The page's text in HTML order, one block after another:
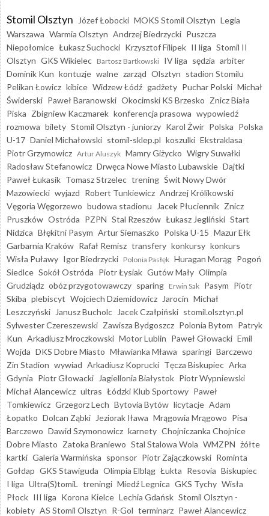
Stomil Olsztyn Józef Łobocki MOKS Stomil Olsztyn Legia
Warszawa Warmia Olsztyn Andrzej Biedrzycki Puszcza
Niepołomice Łukasz Suchocki Krzysztof Filipek II liga Stomil II
Olsztyn GKS Wikielec Bartosz Bartkowski IV liga sędzia arbiter
Dominik Kun kontuzje walne zarząd Olsztyn stadion Stomilu
Pelikan Łowicz kibice Widzew Łódź gadżety Puchar Polski Michał
Świderski Paweł Baranowski Okocimski KS Brzesko Znicz Biała
Piska Zbigniew Kaczmarek konferencja prasowa wypowiedź
rozmowa bilety Stomil Olsztyn - juniorzy Karol Żwir Polska Polska
U-17 Daniel Michałowski stomil-sklep.pl koszulki Ekstraklasa
Piotr Grzymowicz Artur Aluszyk Mamry Giżycko Wigry Suwałki
Radosław Stefanowicz Drwęca Nowe Miasto Lubawskie Dajtki
Paweł Łukasik Tomasz Strzelec trening Świt Nowy Dwór
Mazowiecki wyjazd Robert Tunkiewicz Andrzej Królikowski
Vęgoria Węgorzewo budowa stadionu Jacek Płuciennik Znicz
Pruszków Ostróda PZPN Stal Rzeszów Łukasz Jegliński Start
Nidzica Błękitni Pasym Artur Siemaszko Polska U-15 Mazur Ełk
Garbarnia Kraków Rafał Remisz transfery konkursy konkurs
Wisła Puławy Igor Biedrzycki Polonia Pasłęk Huragan Morąg Pogoń
Siedlce Sokół Ostróda Piotr Łysiak Gutów Mały Olimpia
Grudziądz obóz przygotowawczy sparing Erwin Sak Pasym Piotr
Skiba plebiscyt Wojciech Dziemidowicz Jarocin Michał
Leszczyński
Janusz Bucholc Jacek Czałpiński stomil.olsztyn.pl
Sylwester Czereszewski Zawisza Bydgoszcz Polonia Bytom Patryk
Kun Arkadiusz Mroczkowski Motor Lublin Paweł Głowacki Emil
Wojda DKS Dobre Miasto Mławianka Mława sparingi Barczewo
Zin Stadion wywiad Arkadiusz Koprucki Tęcza Biskupiec Arka
Gdynia Piotr Głowacki Jagiellonia Białystok Piotr Wypniewski
Michał Alancewicz ultras Łódzki Klub Sportowy Paweł
Tomkiewicz Grzegorz Lech Bytovia Bytów licytacje Adam
Łopatko Dolcan Ząbki Jeziorak Iława Mrągowia Mrągowo Pisa
Barczewo Dawid Szymonowicz karnety Chojniczanka Chojnice
Dobre Miasto Zatoka Braniewo Stal Stalowa Wola WMZPN żółte
kartki Galeria Warmińska sponsor Piotr Zajączkowski Rominta
Gołdap GKS Stawiguda Olimpia Elbląg Łukta Resovia Biskupiec
I liga Ultra(S)tomiL treningi Miedź Legnica GKS Tychy Wisła
Płock III liga Korona Kielce Lechia Gdańsk Stomil Olsztyn -
kobiety AS Stomil Olsztyn R-Gol terminarz Paweł Alancewicz